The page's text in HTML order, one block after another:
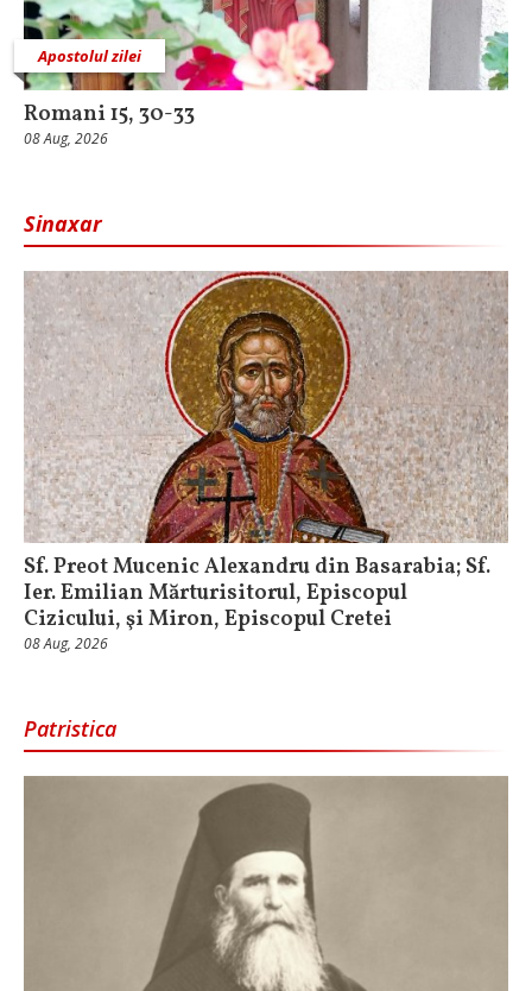
Apostolul zilei
Romani 15, 30-33
08 Aug, 2026
Sinaxar
Sf. Preot Mucenic Alexandru din Basarabia; Sf.
Ier. Emilian Mărturisitorul, Episcopul
Cizicului, şi Miron, Episcopul Cretei
08 Aug, 2026
Patristica